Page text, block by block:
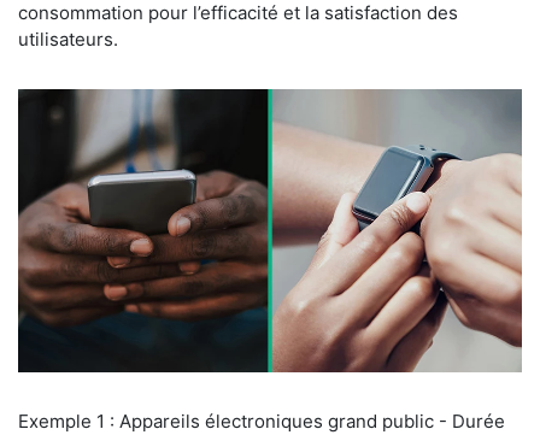
consommation pour l’efficacité et la satisfaction des
utilisateurs.
Exemple 1 : Appareils électroniques grand public - Durée